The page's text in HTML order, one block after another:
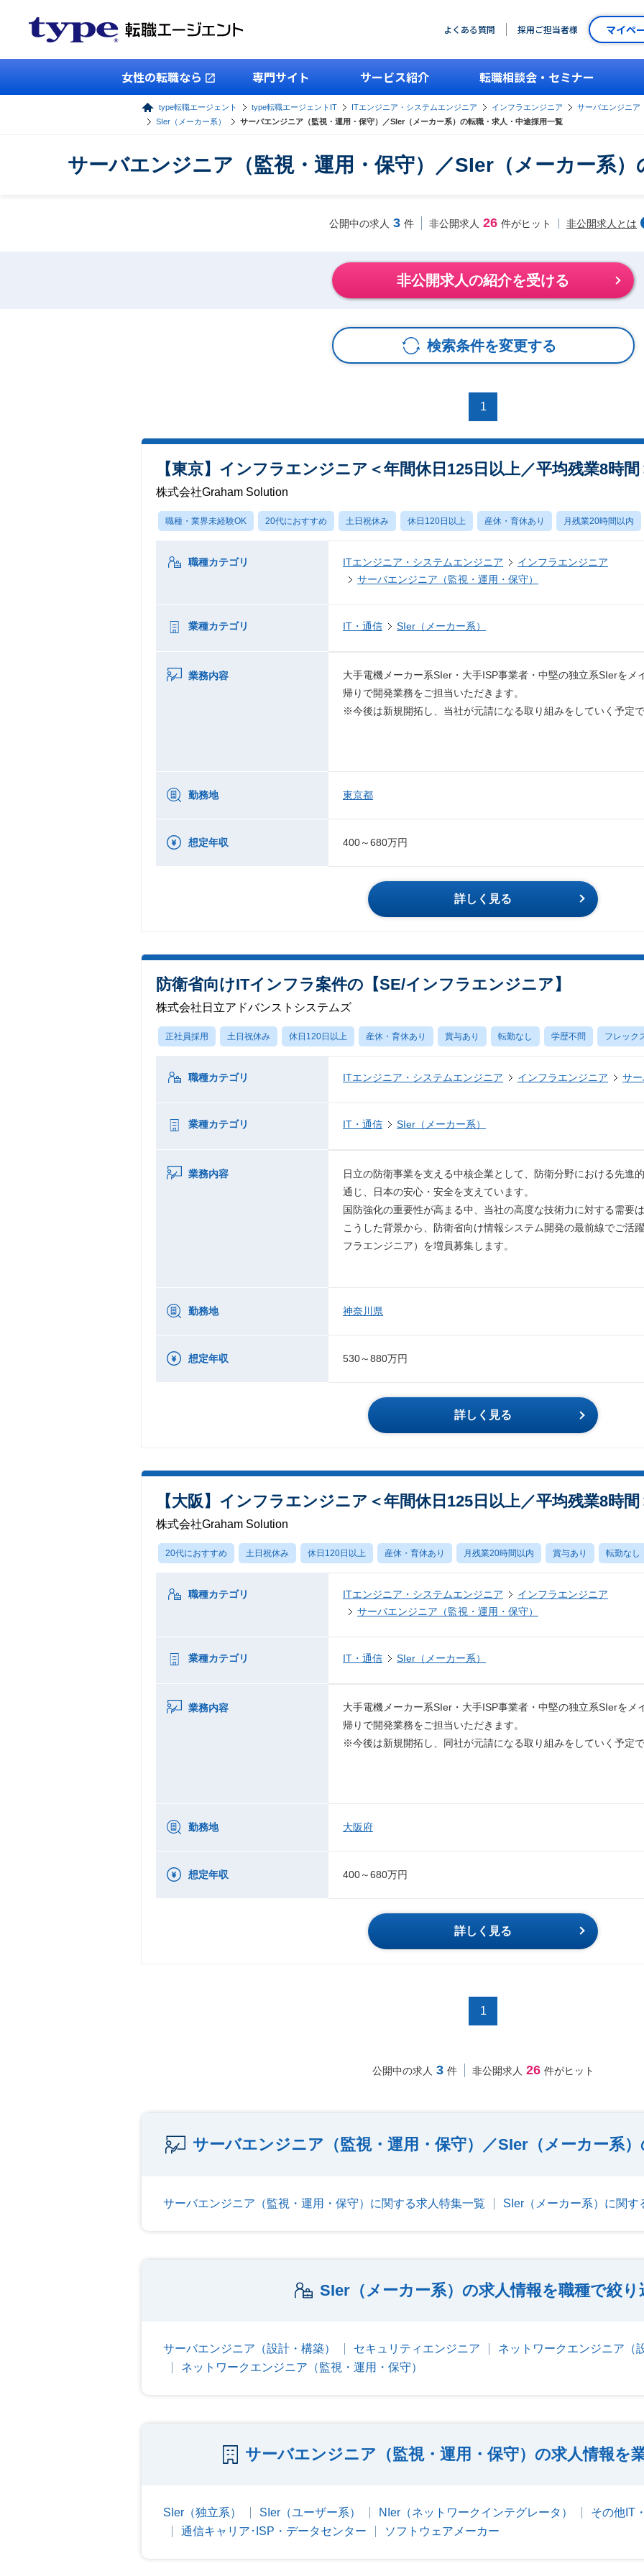
よくある質問 採用ご担当者様 マイペ
女性の転職なら 専門サイト サービス紹介 転職相談会・セミナー
type転職エージェント type転職エージェントIT ITエンジニア・システムエンジニア インフラエンジニア サーバエンジニア
SIer（メーカー系）
サーバエンジニア（監視・運用・保守）／SIer（メーカー系）の転職・求人・中途採用一覧
サーバエンジニア（監視・運用・保守）／SIer（メーカー系
公開中の求人 3 件 非公開求人 26 件がヒット 非公開求人とは
非公開求人の紹介を受ける
検索条件を変更する
1
【東京】インフラエンジニア＜年間休日125日以上／平均残業8時間
株式会社Graham Solution
職種・業界未経験OK 20代におすすめ 土日祝休み 休日120日以上 産休・育休あり 月残業20時間以内
職種カテゴリ ITエンジニア・システムエンジニア
インフラエンジニア
サーバエンジニア（監視・運用・保守）
業種カテゴリ IT・通信 SIer（メーカー系）
業務内容
⼤⼿電機メーカー系SIer・⼤⼿ISP事業者・中堅の独立系SIerをメ
帰りで開発業務をご担当いただきます。
※今後は新規開拓し、当社が元請になる取り組みをしていく予定で
勤務地 東京都
想定年収 400～680万円
詳しく見る
防衛省向けITインフラ案件の【SE/インフラエンジニア】
株式会社日立アドバンストシステムズ
正社員採用 土日祝休み 休日120日以上 産休・育休あり 賞与あり 転勤なし 学歴不問 フレック
職種カテゴリ ITエンジニア・システムエンジニア インフラエンジニア サー
業種カテゴリ IT・通信 SIer（メーカー系）
業務内容
日立の防衛事業を支える中核企業として、防衛分野における先進
通じ、日本の安心・安全を支えています。
国防強化の重要性が高まる中、当社の高度な技術力に対する需要
こうした背景から、防衛省向け情報システム開発の最前線でご活
フラエンジニア）を増員募集します。
勤務地 神奈川県
想定年収 530～880万円
詳しく見る
【大阪】インフラエンジニア＜年間休日125日以上／平均残業8時間
株式会社Graham Solution
20代におすすめ 土日祝休み 休日120日以上 産休・育休あり 月残業20時間以内 賞与あり 転勤なし
職種カテゴリ ITエンジニア・システムエンジニア
インフラエンジニア
サーバエンジニア（監視・運用・保守）
業種カテゴリ IT・通信 SIer（メーカー系）
業務内容
⼤⼿電機メーカー系SIer・⼤⼿ISP事業者・中堅の独立系SIerをメ
帰りで開発業務をご担当いただきます。
※今後は新規開拓し、同社が元請になる取り組みをしていく予定で
勤務地 大阪府
想定年収 400～680万円
詳しく見る
1
公開中の求人 3 件 非公開求人 26 件がヒット
サーバエンジニア（監視・運用・保守）／SIer（メーカー系
サーバエンジニア（監視・運用・保守）に関する求人特集一覧 SIer（メーカー系）に関す
SIer（メーカー系）の求人情報を職種で絞り
サーバエンジニア（設計・構築） セキュリティエンジニア
ネットワークエンジニア（
ネットワークエンジニア（監視・運用・保守）
サーバエンジニア（監視・運用・保守）の求人情報を
SIer（独立系） SIer（ユーザー系） NIer（ネットワークインテグレータ）
その他IT
通信キャリア･ISP・データセンター
ソフトウェアメーカー